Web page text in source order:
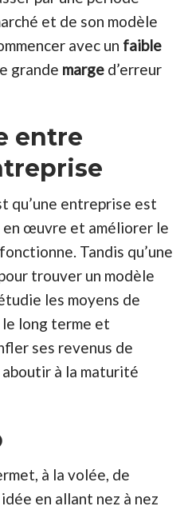
et de son modèle
avec un faible
grande marge d’erreur
entre
qu’une entreprise est
œuvre et améliorer le
Tandis qu’une
trouver un modèle
les moyens de
long terme et
ses revenus de
à la maturité
à la volée, de
en allant nez à nez